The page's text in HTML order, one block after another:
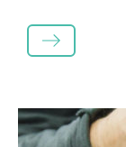
LÄS MER